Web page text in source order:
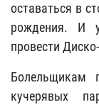
оставаться в
рождения. И
провести
Болельщикам
кучерявых